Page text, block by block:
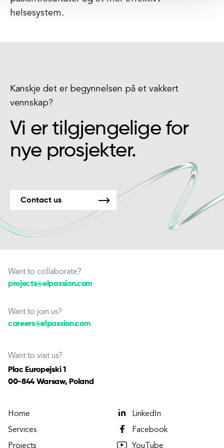
helsesystem.
Kanskje det er begynnelsen på et vakkert
vennskap?
Vi er tilgjengelige for
nye prosjekter.
Contact us
Want to collaborate?
projects@elpassion.com
Want to join us?
careers@elpassion.com
Want to visit us?
Plac Europejski 1
00-844 Warsaw, Poland
Home
Services
Projects
LinkedIn
Facebook
YouTube